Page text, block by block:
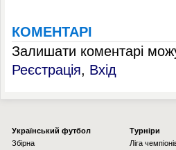
КОМЕНТАРІ
Залишати коментарі
Реєстрація, Вхід
Українcький футбол
Збірна
Турніри
Ліга